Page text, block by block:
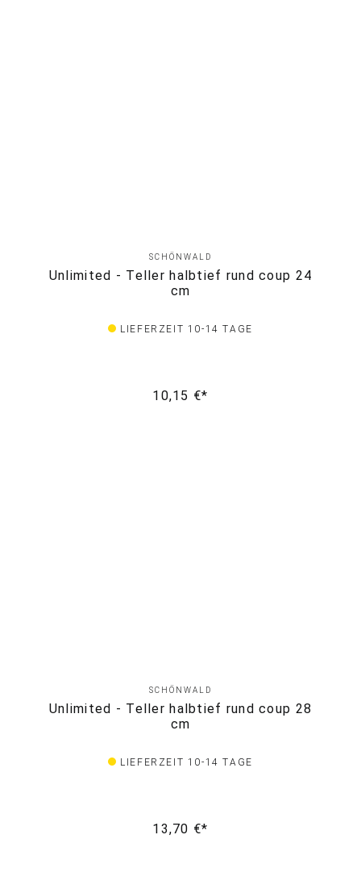
SCHÖNWALD
Unlimited - Teller halbtief rund coup 24
cm
LIEFERZEIT 10-14 TAGE
10,15 €*
SCHÖNWALD
Unlimited - Teller halbtief rund coup 28
cm
LIEFERZEIT 10-14 TAGE
13,70 €*